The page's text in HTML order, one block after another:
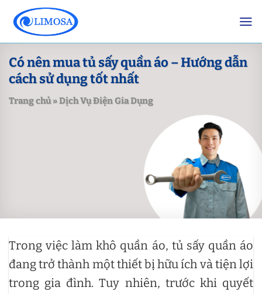
content
Có nên mua tủ sấy quần áo – Hướng dẫn
cách sử dụng tốt nhất
Trang chủ»Dịch Vụ Điện Gia Dụng
Trong việc làm khô quần áo, tủ sấy quần áo
đang trở thành một thiết bị hữu ích và tiện lợi
trong gia đình. Tuy nhiên, trước khi quyết